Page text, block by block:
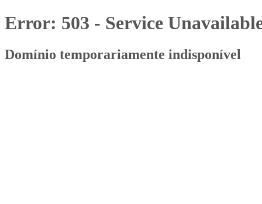
Error: 503 - Service
Domínio temporariamente indisponível